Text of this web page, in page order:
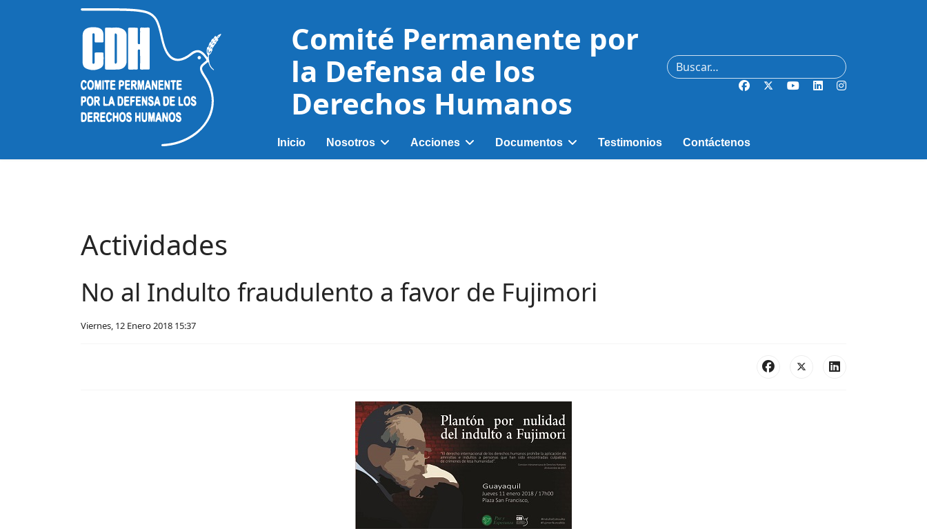
Comité Permanente por
la Defensa de los
Derechos Humanos
Buscar
Inicio Nosotros Acciones Documentos Testimonios Contáctenos
Actividades
No al Indulto fraudulento a favor de Fujimori
Viernes, 12 Enero 2018 15:37